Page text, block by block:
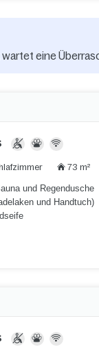
eine
73 m²
und Regendusche
und Handtuch)